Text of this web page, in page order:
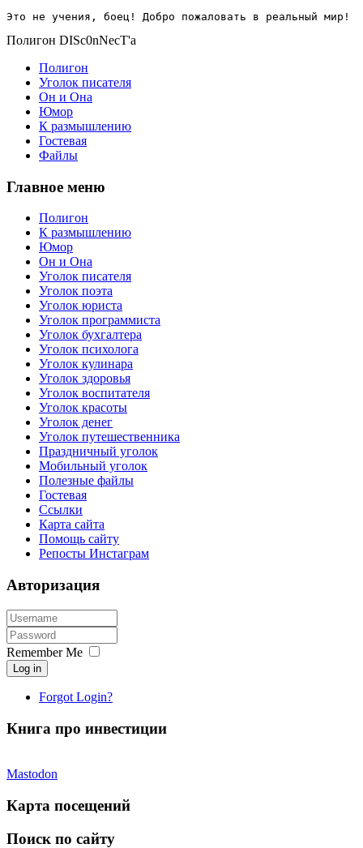
Это не учения, боец! Добро пожаловать в реальный мир!
Полигон DISc0nNecT'a
Полигон
Уголок писателя
Он и Она
Юмор
К размышлению
Гостевая
Файлы
Главное меню
Полигон
К размышлению
Юмор
Он и Она
Уголок писателя
Уголок поэта
Уголок юриста
Уголок программиста
Уголок бухгалтера
Уголок психолога
Уголок кулинара
Уголок здоровья
Уголок воспитателя
Уголок красоты
Уголок денег
Уголок путешественника
Праздничный уголок
Мобильный уголок
Полезные файлы
Гостевая
Ссылки
Карта сайта
Помощь сайту
Репосты Инстаграм
Авторизация
Remember Me
Log in
Forgot Login?
Книга про инвестиции
Mastodon
Карта посещений
Поиск по сайту